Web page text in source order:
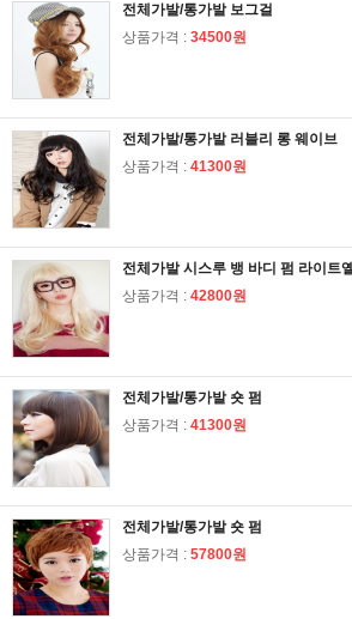
전체가발/통가발 보그걸
상품가격 : 34500원
전체가발/통가발 러블리 롱 웨이브
상품가격 : 41300원
전체가발 시스루 뱅 바디 펌 라이트
상품가격 : 42800원
전체가발/통가발 숏 펌
상품가격 : 41300원
전체가발/통가발 숏 펌
상품가격 : 57800원